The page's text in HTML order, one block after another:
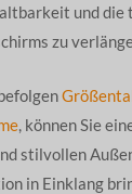
und
zu
, können Sie
stilvollen
in Einklang